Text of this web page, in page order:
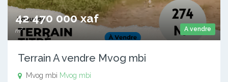
A vendre
42 470 000 xaf
m²
Terrain A vendre Mvog mbi
Mvog mbi Mvog mbi